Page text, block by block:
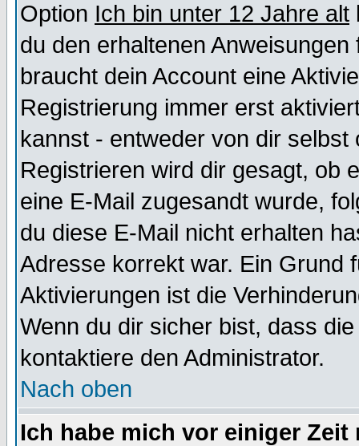
Option Ich bin unter 12 Jahre alt
du den erhaltenen
braucht dein Account eine
Registrierung immer erst
kannst - entweder von dir selbst
Registrieren wird dir gesagt, ob
eine E-Mail zugesandt wurde,
du diese E-Mail nicht erhalten
Adresse korrekt war. Ein Grund
Aktivierungen ist die
Wenn du dir sicher bist, dass
kontaktiere den Administrator.
Nach oben
Ich habe mich vor einiger